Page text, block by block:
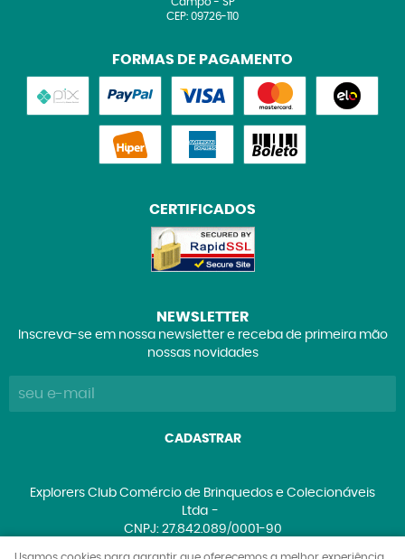
CEP: 09726-110
FORMAS DE PAGAMENTO
CERTIFICADOS
NEWSLETTER
Inscreva-se em nossa newsletter e receba de primeira mão
nossas novidades
CADASTRAR
Explorers Club Comércio de Brinquedos e Colecionáveis
Ltda
CNPJ: 27.842.089/0001-90